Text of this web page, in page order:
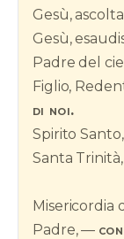
Gesù,
Gesù,
Padre del
Figlio,
di noi.
Spirito
Santa
Misericordia
Padre, —